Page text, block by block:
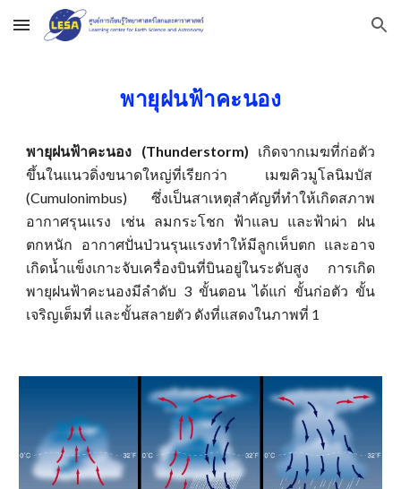
Skip to main content Skip to navigation
พายุฝนฟ้าคะนอง
พายุฝนฟ้าคะนอง (Thunderstorm) เกิดจากเมฆที่ก่อตัว
ขึ้นในแนวดิ่งขนาดใหญ่ที่เรียกว่า เมฆคิวมูโลนิมบัส
(Cumulonimbus) ซึ่งเป็นสาเหตุสำคัญที่ทำให้เกิดสภาพ
อากาศรุนแรง เช่น ลมกระโชก ฟ้าแลบ และฟ้าผ่า ฝน
ตกหนัก อากาศปั่นป่วนรุนแรงทำให้มีลูกเห็บตก และอาจ
เกิดน้ำแข็งเกาะจับเครื่องบินที่บินอยู่ในระดับสูง การเกิด
พายุฝนฟ้าคะนองมีลำดับ 3 ขั้นตอน ได้แก่ ขั้นก่อตัว ขั้น
เจริญเต็มที่ และขั้นสลายตัว ดังที่แสดงในภาพที่ 1